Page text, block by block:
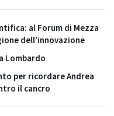
al Forum di Mezza
dell’innovazione
Lombardo
per ricordare Andrea
il cancro